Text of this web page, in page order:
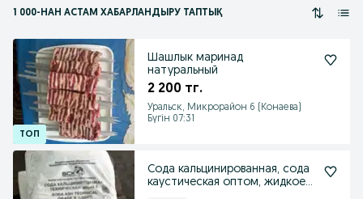
1 000-НАН АСТАМ ХАБАРЛАНДЫРУ ТАПТЫҚ
Шашлык маринад
натуральный
2 200 тг.
Уральск, Микрорайон 6 (Конаева)
Бүгін 07:31
Сода кальцинированная, сода
каустическая оптом, жидкое